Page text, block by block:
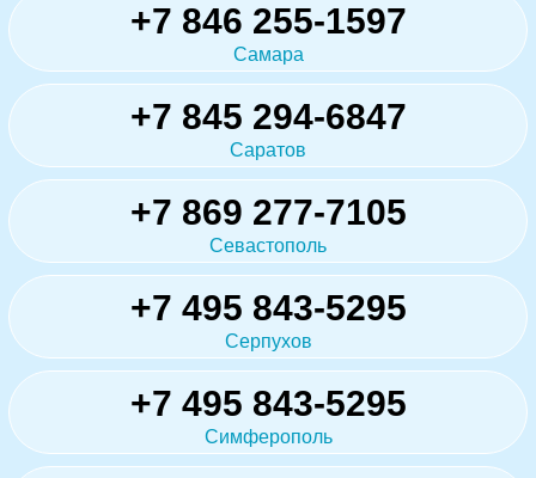
+7 846 255-1597
Самара
+7 845 294-6847
Саратов
+7 869 277-7105
Севастополь
+7 495 843-5295
Серпухов
+7 495 843-5295
Симферополь